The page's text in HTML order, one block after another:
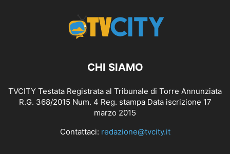
CHI SIAMO
TVCITY Testata Registrata al Tribunale di Torre Annunziata
R.G. 368/2015 Num. 4 Reg. stampa Data iscrizione 17
marzo 2015
Contattaci: redazione@tvcity.it